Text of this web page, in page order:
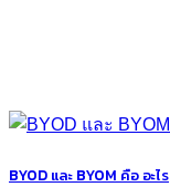
BYOD และ BYOM คือ อะไร